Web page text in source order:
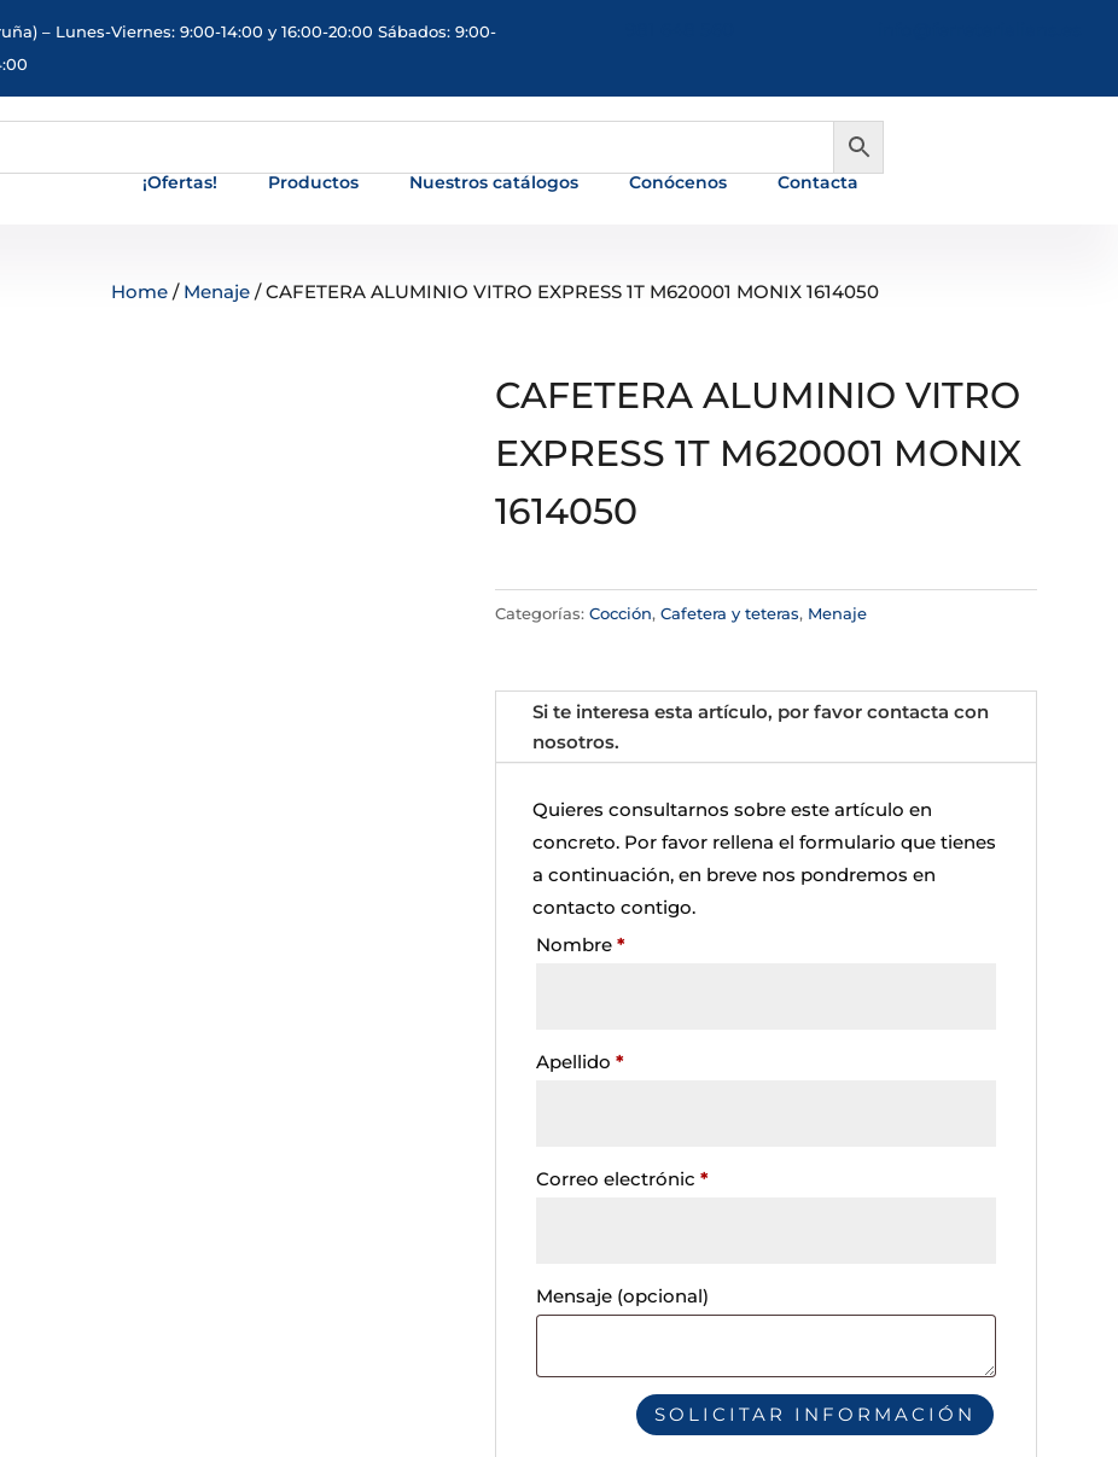
– Lunes-Viernes: 9:00-14:00 y 16:00-20:00 Sábados: 9:00-
¡Ofertas! Productos Nuestros catálogos Conócenos Contacta
Home/ Menaje/ CAFETERA ALUMINIO VITRO EXPRESS 1T M620001 MONIX 1614050
CAFETERA ALUMINIO VITRO
EXPRESS 1T M620001 MONIX
1614050
Categorías: Cocción, Cafetera y teteras, Menaje
Si te interesa esta artículo, por favor contacta con
nosotros.
Quieres consultarnos sobre este artículo en
concreto. Por favor rellena el formulario que tienes
a continuación, en breve nos pondremos en
contacto contigo.
Nombre *
Apellido *
Correo electrónic *
Mensaje (opcional)